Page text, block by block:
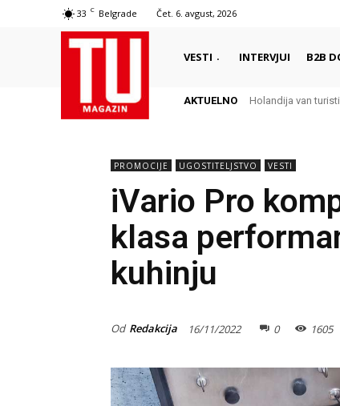
33 C Belgrade Čet. 6. avgust, 2026
VESTI INTERVJUI B2B
AKTUELNO Holandija van
PROMOCIJE UGOSTITELJSTVO VESTI
iVario Pro
klasa
kuhinju
Od Redakcija 16/11/2022 0 1605